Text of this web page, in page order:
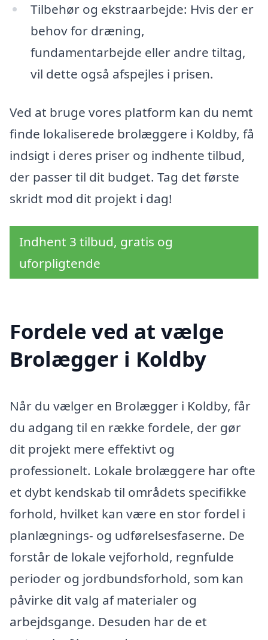
Tilbehør og ekstraarbejde: Hvis der er
behov for dræning,
fundamentarbejde eller andre tiltag,
vil dette også afspejles i prisen.
Ved at bruge vores platform kan du nemt
finde lokaliserede brolæggere i Koldby, få
indsigt i deres priser og indhente tilbud,
der passer til dit budget. Tag det første
skridt mod dit projekt i dag!
Indhent 3 tilbud, gratis og
uforpligtende
Fordele ved at vælge
Brolægger i Koldby
Når du vælger en Brolægger i Koldby, får
du adgang til en række fordele, der gør
dit projekt mere effektivt og
professionelt. Lokale brolæggere har ofte
et dybt kendskab til områdets specifikke
forhold, hvilket kan være en stor fordel i
planlægnings- og udførelsesfaserne. De
forstår de lokale vejforhold, regnfulde
perioder og jordbundsforhold, som kan
påvirke dit valg af materialer og
arbejdsgange. Desuden har de et